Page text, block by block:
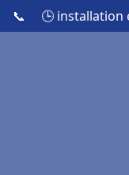
📞 🕒 installation